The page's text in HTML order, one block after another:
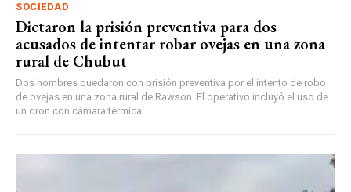
SOCIEDAD
Dictaron la prisión preventiva para dos
acusados de intentar robar ovejas en una zona
rural de Chubut
Dos hombres quedaron con prisión preventiva por el intento de robo
de ovejas en una zona rural de Rawson. El operativo incluyó el uso de
un dron con cámara térmica.